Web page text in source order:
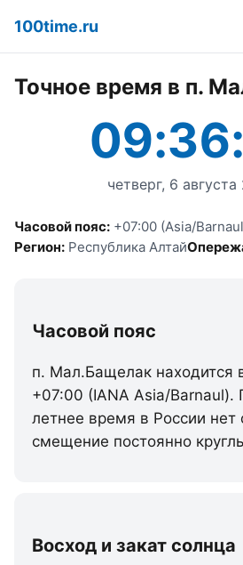
100time.ru
Точное время в п.
четверг, 6 августа
Часовой пояс: +07:00 (Asia/
Регион: Республика Алтай
Часовой пояс
п. Мал.Бащелак находится
+07:00 (IANA Asia/Barnaul).
летнее время в России
смещение постоянно
Восход и закат солнца